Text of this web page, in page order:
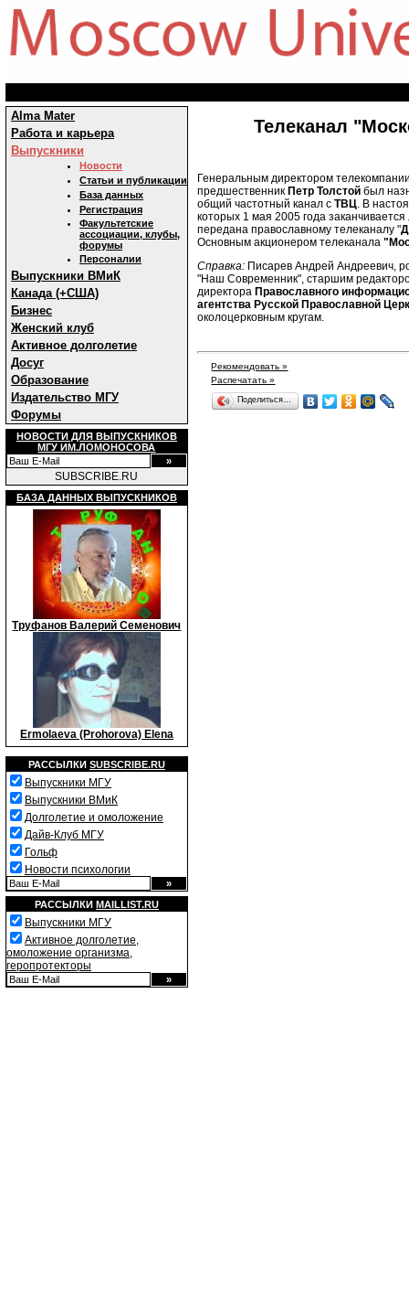
Alma Mater
Работа и карьера
Выпускники
Новости
Статьи и публикации
База данных
Регистрация
Факультетские
ассоциации, клубы,
форумы
Персоналии
Выпускники ВМиК
Канада (+США)
Бизнес
Женский клуб
Активное долголетие
Досуг
Образование
Издательство МГУ
Форумы
НОВОСТИ ДЛЯ ВЫПУСКНИКОВ
МГУ ИМ.ЛОМОНОСОВА
SUBSCRIBE.RU
БАЗА ДАННЫХ ВЫПУСКНИКОВ
Труфанов Валерий Семенович
Ermolaeva (Prohorova) Elena
РАССЫЛКИ SUBSCRIBE.RU
Выпускники МГУ
Выпускники ВМиК
Долголетие и омоложение
Дайв-Клуб МГУ
Гольф
Новости психологии
РАССЫЛКИ MAILLIST.RU
Выпускники МГУ
Активное долголетие,
омоложение организма,
геропротекторы
Телеканал
Генеральным директором
предшественник Петр Толстой был
общий частотный канал с ТВЦ . В
которых 1 мая 2005 года
передана православному телеканалу "
Основным акционером телеканала
Справка: Писарев Андрей Андреевич,
"Наш Современник", старшим
директора Православного
агентства Русской Православной
околоцерковным кругам.
Рекомендовать »
Распечатать »
Поделиться…